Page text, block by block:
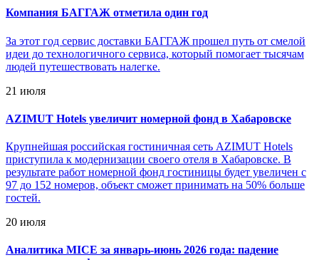
Компания БАГГАЖ отметила один год
За этот год сервис доставки БАГГАЖ прошел путь от смелой
идеи до технологичного сервиса, который помогает тысячам
людей путешествовать налегке.
21 июля
AZIMUT Hotels увеличит номерной фонд в Хабаровске
Крупнейшая российская гостиничная сеть AZIMUT Hotels
приступила к модернизации своего отеля в Хабаровске. В
результате работ номерной фонд гостиницы будет увеличен с
97 до 152 номеров, объект сможет принимать на 50% больше
гостей.
20 июля
Аналитика MICE за январь-июнь 2026 года: падение